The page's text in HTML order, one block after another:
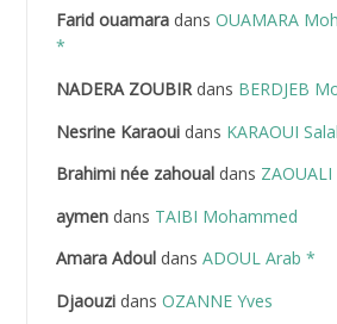
ABDELAZIZ Mohamed
ABDELHAFID Lakhdar
ABDELLI Mohamed
ABDELLI Mohamed *
Farid ouamaradans OUAMARA
*
NADERA ZOUBIRdans BERDJEB
Nesrine Karaouidans KARAOUI
Brahimi née zahoualdans
aymendans TAIBI Mohammed
Amara Adouldans ADOUL Arab *
Djaouzidans OZANNE Yves